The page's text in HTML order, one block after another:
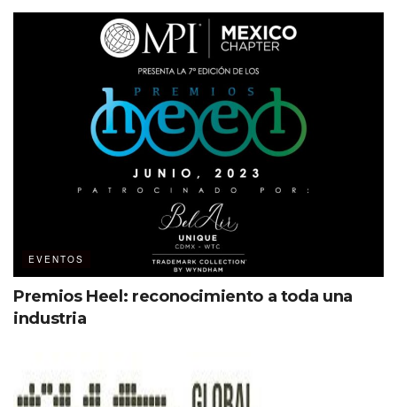
mexicana destacaron las ediciones:
De Bethune Cempasúchil II
Chopard L.U.C Skull One Calavera Pop Art
Jacob & Co. Epic X Chrono Edición México
Baume & Mercier Riviera 42 mm Limited Edition
Big Bang Unico Titanium Green Ceramic Mexico
EVENTOS
Premios Heel: reconocimiento a toda una
industria